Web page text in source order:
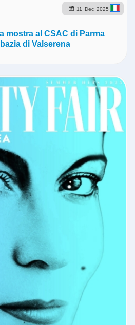
11 Dec 2025
mostra al CSAC di Parma
di Valserena